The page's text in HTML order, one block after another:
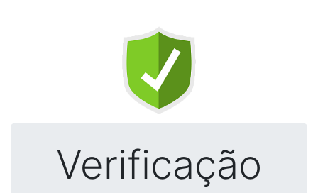
Verificação